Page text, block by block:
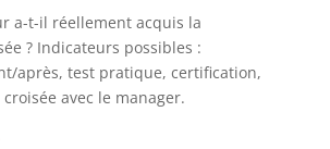
a-t-il réellement acquis la
? Indicateurs possibles :
après, test pratique, certification,
avec le manager.